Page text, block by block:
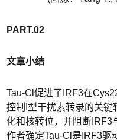
PART.02
文章小结
Tau-Cl促进了IRF3在
控制I型干扰素转录的关键
化和核转位，并阻断IRF3
作者确定Tau-Cl是IRF3驱